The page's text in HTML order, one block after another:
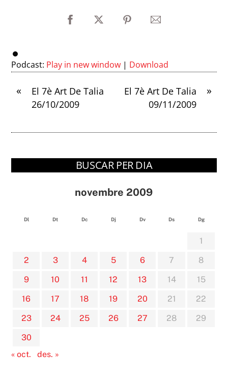
Podcast: Play in new window | Download
«
El 7è Art De Talia
26/10/2009
»
El 7è Art De Talia
09/11/2009
BUSCAR PER DIA
novembre 2009
Dl Dt Dc Dj Dv Ds Dg
1
2
3 4 5 6 7
8
9
10 11 12 13 14
15
16
17 18 19 20 21
22
23
24 25 26 27 28
29
30
« oct.
des. »